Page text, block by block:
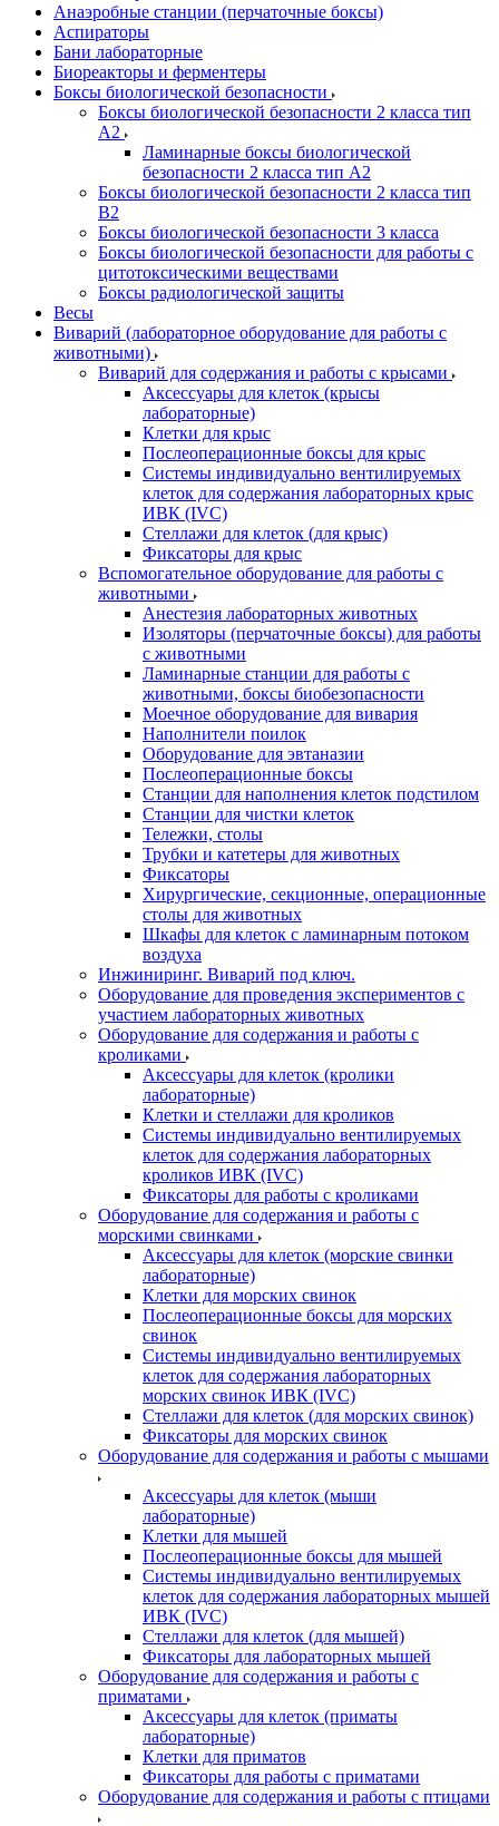
Анаэробные станции (перчаточные боксы)
Аспираторы
Бани лабораторные
Биореакторы и ферментеры
Боксы биологической безопасности
Боксы биологической безопасности 2 класса тип
A2
Ламинарные боксы биологической
безопасности 2 класса тип A2
Боксы биологической безопасности 2 класса тип
B2
Боксы биологической безопасности 3 класса
Боксы биологической безопасности для работы с
цитотоксическими веществами
Боксы радиологической защиты
Весы
Виварий (лабораторное оборудование для работы с
животными)
Виварий для содержания и работы с крысами
Аксессуары для клеток (крысы
лабораторные)
Клетки для крыс
Послеоперационные боксы для крыс
Системы индивидуально вентилируемых
клеток для содержания лабораторных крыс
ИВК (IVC)
Стеллажи для клеток (для крыс)
Фиксаторы для крыс
Вспомогательное оборудование для работы с
животными
Анестезия лабораторных животных
Изоляторы (перчаточные боксы) для работы
с животными
Ламинарные станции для работы с
животными, боксы биобезопасности
Моечное оборудование для вивария
Наполнители поилок
Оборудование для эвтаназии
Послеоперационные боксы
Станции для наполнения клеток подстилом
Станции для чистки клеток
Тележки, столы
Трубки и катетеры для животных
Фиксаторы
Хирургические, секционные, операционные
столы для животных
Шкафы для клеток с ламинарным потоком
воздуха
Инжиниринг. Виварий под ключ.
Оборудование для проведения экспериментов с
участием лабораторных животных
Оборудование для содержания и работы с
кроликами
Аксессуары для клеток (кролики
лабораторные)
Клетки и стеллажи для кроликов
Системы индивидуально вентилируемых
клеток для содержания лабораторных
кроликов ИВК (IVC)
Фиксаторы для работы с кроликами
Оборудование для содержания и работы с
морскими свинками
Аксессуары для клеток (морские свинки
лабораторные)
Клетки для морских свинок
Послеоперационные боксы для морских
свинок
Системы индивидуально вентилируемых
клеток для содержания лабораторных
морских свинок ИВК (IVC)
Стеллажи для клеток (для морских свинок)
Фиксаторы для морских свинок
Оборудование для содержания и работы с мышами
Аксессуары для клеток (мыши
лабораторные)
Клетки для мышей
Послеоперационные боксы для мышей
Системы индивидуально вентилируемых
клеток для содержания лабораторных мышей
ИВК (IVC)
Стеллажи для клеток (для мышей)
Фиксаторы для лабораторных мышей
Оборудование для содержания и работы с
приматами
Аксессуары для клеток (приматы
лабораторные)
Клетки для приматов
Фиксаторы для работы с приматами
Оборудование для содержания и работы с птицами